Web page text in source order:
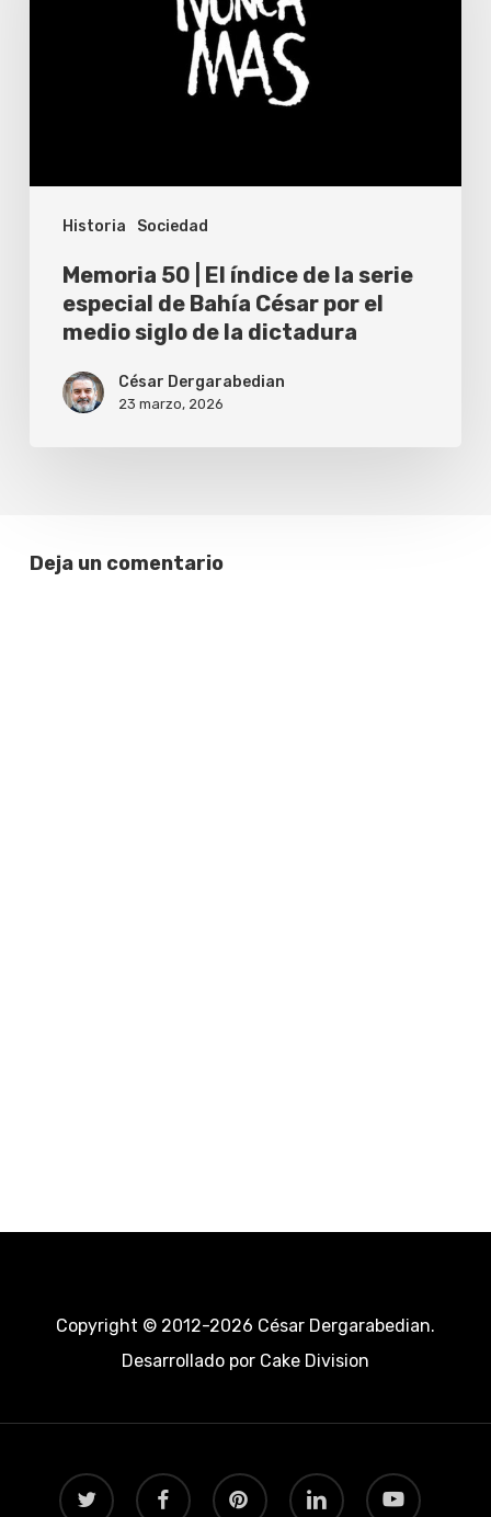
Historia Sociedad
especial
Bahía
César
medio
Memoria 50 | El índice de la serie
especial de Bahía César por el
medio siglo de la dictadura
César Dergarabedian
23 marzo, 2026
Deja un comentario
Copyright © 2012-2026 César Dergarabedian.
Desarrollado porCake Division
twitter facebook pinterest linkedin youtube